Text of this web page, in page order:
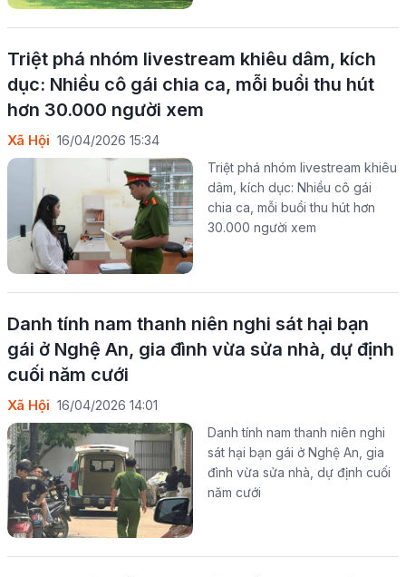
Triệt phá nhóm livestream khiêu dâm, kích
dục: Nhiều cô gái chia ca, mỗi buổi thu hút
hơn 30.000 người xem
Xã Hội 16/04/2026 15:34
Triệt phá nhóm livestream khiêu
dâm, kích dục: Nhiều cô gái
chia ca, mỗi buổi thu hút hơn
30.000 người xem
Danh tính nam thanh niên nghi sát hại bạn
gái ở Nghệ An, gia đình vừa sửa nhà, dự định
cuối năm cưới
Xã Hội 16/04/2026 14:01
Danh tính nam thanh niên nghi
sát hại bạn gái ở Nghệ An, gia
đình vừa sửa nhà, dự định cuối
năm cưới